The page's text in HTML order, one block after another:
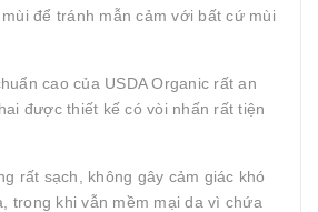
để tránh mẫn cảm với bất cứ mùi
cao của USDA Organic rất an
được thiết kế có vòi nhấn rất tiện
rất sạch, không gây cảm giác khó
trong khi vẫn mềm mại da vì chứa